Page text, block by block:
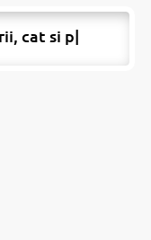
cat si peste